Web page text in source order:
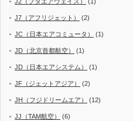
J7（アフリジェット） (2)
JC（日本エアコミュータ） (1)
JD（北京首都航空） (1)
JD（日本エアシステム） (1)
JF（ジェットアジア） (2)
JH（フジドリームエア） (12)
JJ（TAM航空） (6)